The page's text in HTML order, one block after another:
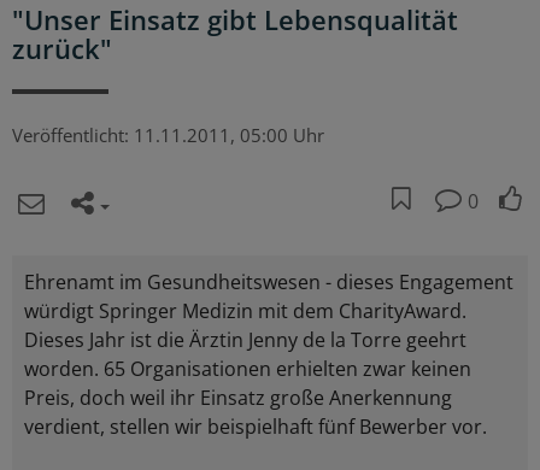
"Unser Einsatz gibt Lebensqualität
zurück"
Veröffentlicht: 11.11.2011, 05:00 Uhr
0
Ehrenamt im Gesundheitswesen - dieses Engagement
würdigt Springer Medizin mit dem CharityAward.
Dieses Jahr ist die Ärztin Jenny de la Torre geehrt
worden. 65 Organisationen erhielten zwar keinen
Preis, doch weil ihr Einsatz große Anerkennung
verdient, stellen wir beispielhaft fünf Bewerber vor.